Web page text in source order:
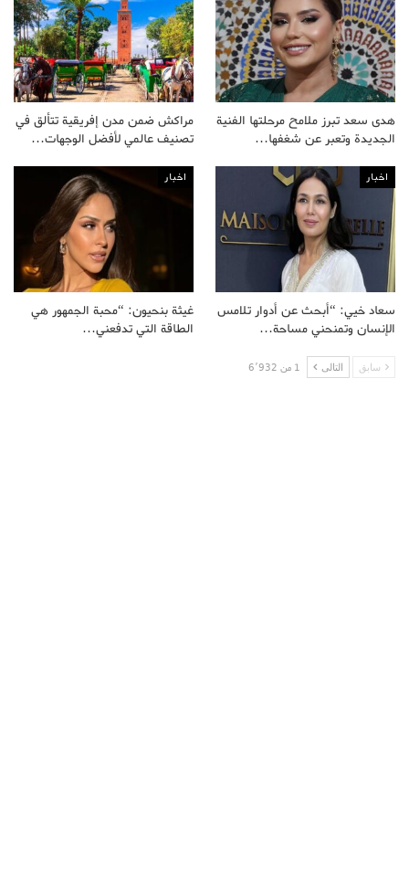
هدى سعد تبرز ملامح مرحلتها الفنية
الجديدة وتعبر عن شغفها…
مراكش ضمن مدن إفريقية تتألق في
تصنيف عالمي لأفضل الوجهات…
اخبار
سعاد خيي: “أبحث عن أدوار تلامس
الإنسان وتمنحني مساحة…
اخبار
غيثة بنحيون: “محبة الجمهور هي
الطاقة التي تدفعني…
سابق التالى 1 من 6٬932